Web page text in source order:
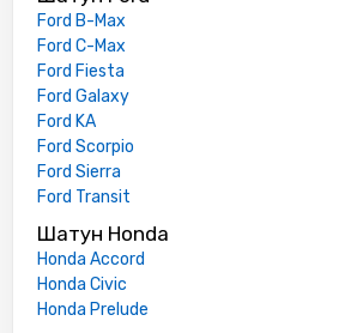
Ford B-Max
Ford C-Max
Ford Fiesta
Ford Galaxy
Ford KA
Ford Scorpio
Ford Sierra
Ford Transit
Шатун Honda
Honda Accord
Honda Civic
Honda Prelude